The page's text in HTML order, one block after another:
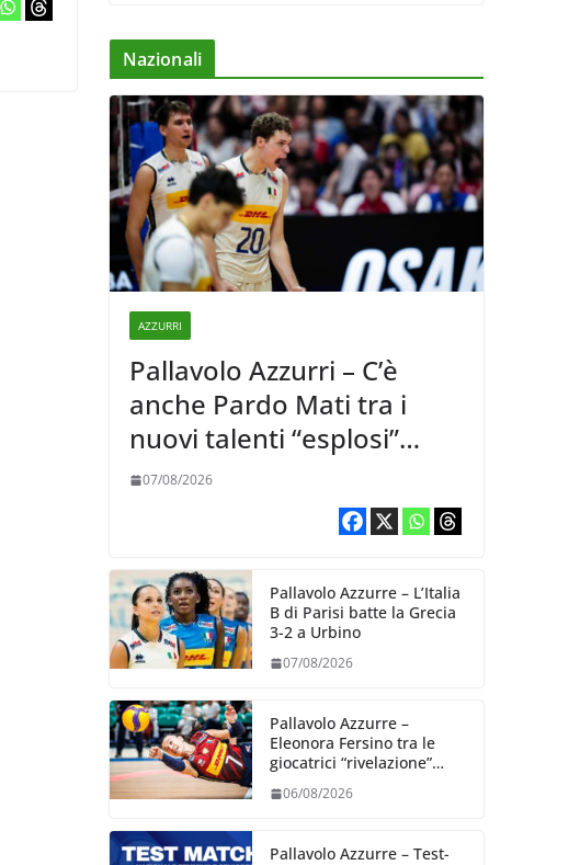
Nazionali
AZZURRI
Pallavolo Azzurri – C’è
anche Pardo Mati tra i
nuovi talenti “esplosi”
nella VNL 2026 per
07/08/2026
Pallavolo Azzurre – L’Italia
B di Parisi batte la Grecia
3-2 a Urbino
07/08/2026
Pallavolo Azzurre –
Eleonora Fersino tra le
giocatrici “rivelazione”
Volleyball World
06/08/2026
Pallavolo Azzurre – Test-